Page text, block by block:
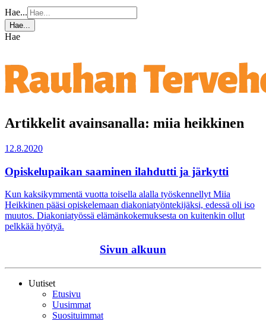
Hae...
Hae...
Hae
Artikkelit avainsanalla: miia heikkinen
12.8.2020
Opiskelupaikan saaminen ilahdutti ja järkytti
Kun kaksikymmentä vuotta toisella alalla työskennellyt Miia
Heikkinen pääsi opiskelemaan diakoniatyöntekijäksi, edessä oli iso
muutos. Diakoniatyössä elämänkokemuksesta on kuitenkin ollut
pelkkää hyötyä.
Sivun alkuun
Uutiset
Etusivu
Uusimmat
Suosituimmat